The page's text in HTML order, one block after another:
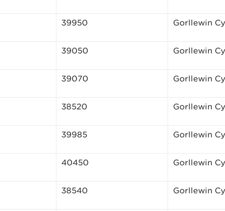
39950 Gorllewin
39050 Gorllewin
39070 Gorllewin
38520 Gorllewin
39985 Gorllewin
40450 Gorllewin
38540 Gorllewin